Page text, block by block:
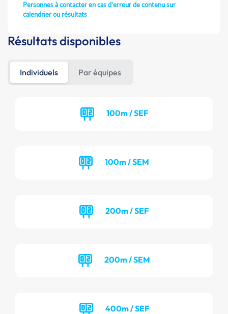
Personnes à contacter en cas d'erreur de contenu sur
calendrier ou résultats
Résultats disponibles
Individuels Par équipes
100m / SEF
100m / SEM
200m / SEF
200m / SEM
400m / SEF